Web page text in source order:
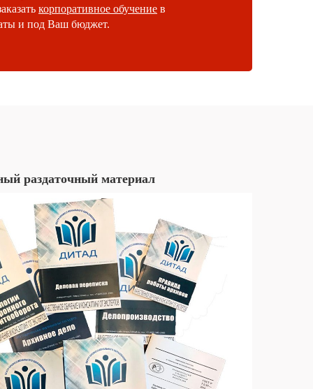
корпоративное обучение в
и под Ваш бюджет.
раздаточный материал